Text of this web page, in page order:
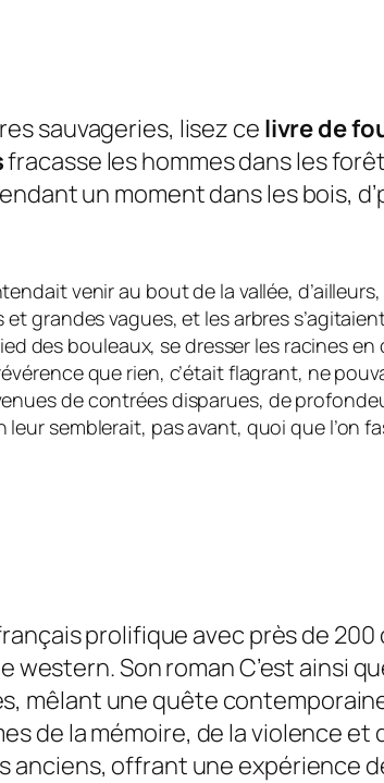
sauvageries, lisez ce livre de
fracasse les hommes dans les
un moment dans les bois,
venir au bout de la vallée,
grandes vagues, et les arbres
des bouleaux, se dresser les racines
que rien, c’était flagrant, ne
de contrées disparues, de
semblerait, pas avant, quoi que l’on
prolifique avec près de
western. Son romanC’est ainsi
mêlant une quête
de la mémoire, de la violence et
anciens, offrant une expérience